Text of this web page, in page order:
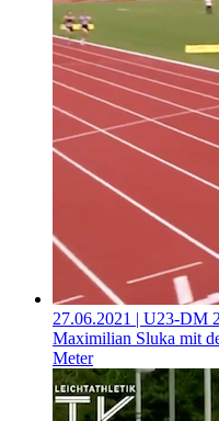
27.06.2021 | U23-DM
Maximilian Sluka mit
Meter